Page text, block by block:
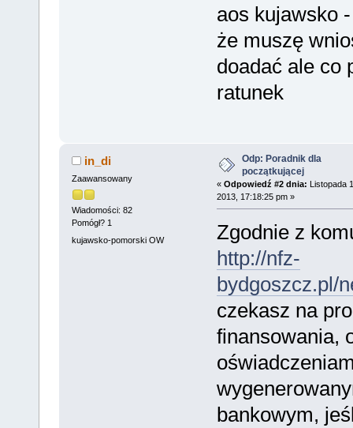
aos kujawsko
że muszę
doadać ale co
ratunek
in_di
Zaawansowany
Wiadomości: 82
Pomógł? 1
kujawsko-pomorski OW
Odp: Poradnik dla
początkującej
« Odpowiedź #2 dnia: Listopada
2013, 17:18:25 pm »
Zgodnie z
http://nfz-
bydgoszcz.pl/
czekasz na
finansowania,
bankowym,